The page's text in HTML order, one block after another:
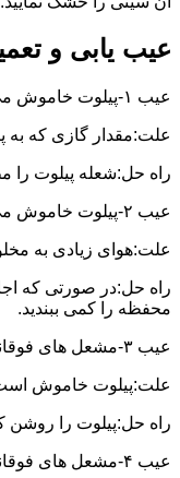
عیب یابی و
عیب ۱-پیلوت خاموش می شود.
علت:مقدار گازی که
راه حل:شعله پیلوت را
عیب ۲-پیلوت خاموش می شود.
علت:هوای زیادی به
راه حل:در صورتی که
محفظه را کمی ببندید.
عیب ۳-مشعل های فوقانی اجاق گاز روشن نمی شود.
علت:پیلوت خاموش
راه حل:پیلوت را روشن
عیب ۴-مشعل های فوقانی اجاق روشن نمی شود